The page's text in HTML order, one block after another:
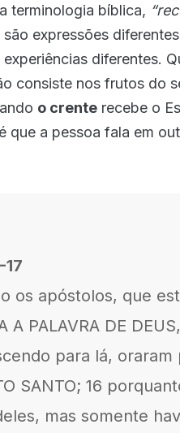
terminologia bíblica,
são expressões
diferentes.
consiste nos frutos do
o crente recebe o
que a pessoa fala em
os apóstolos, que
A PALAVRA DE
para lá, oraram
SANTO; 16
mas somente